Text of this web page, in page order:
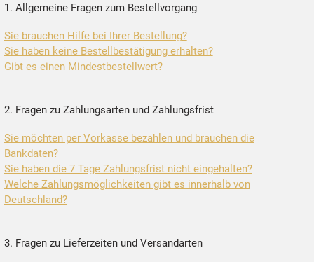
1. Allgemeine Fragen zum Bestellvorgang
Sie brauchen Hilfe bei Ihrer Bestellung?
Sie haben keine Bestellbestätigung erhalten?
Gibt es einen Mindestbestellwert?
2. Fragen zu Zahlungsarten und Zahlungsfrist
Sie möchten per Vorkasse bezahlen und brauchen die
Bankdaten?
Sie haben die 7 Tage Zahlungsfrist nicht eingehalten?
Welche Zahlungsmöglichkeiten gibt es innerhalb von
Deutschland?
3. Fragen zu Lieferzeiten und Versandarten